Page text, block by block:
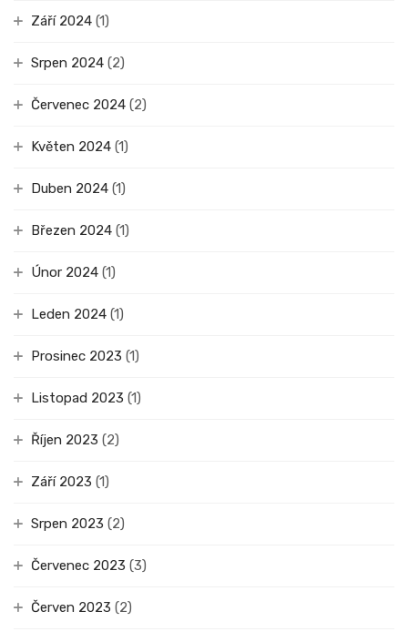
Září 2024 (1)
Srpen 2024 (2)
Červenec 2024 (2)
Květen 2024 (1)
Duben 2024 (1)
Březen 2024 (1)
Únor 2024 (1)
Leden 2024 (1)
Prosinec 2023 (1)
Listopad 2023 (1)
Říjen 2023 (2)
Září 2023 (1)
Srpen 2023 (2)
Červenec 2023 (3)
Červen 2023 (2)